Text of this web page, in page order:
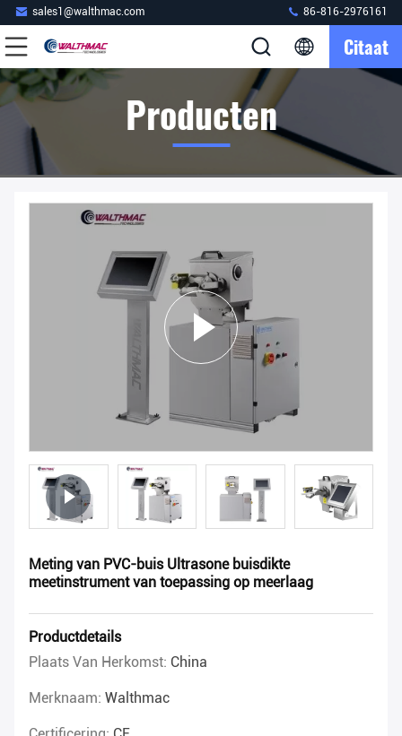
sales1@walthmac.com 86-816-2976161
Citaat
Producten
Meting van PVC-buis Ultrasone buisdikte
meetinstrument van toepassing op meerlaag
Productdetails
Plaats Van Herkomst: China
Merknaam: Walthmac